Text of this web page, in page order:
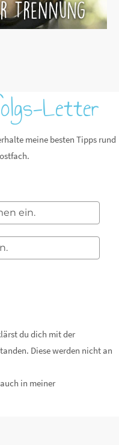
Letter
meine besten Tipps rund
du dich mit der
Diese werden nicht an
in meiner